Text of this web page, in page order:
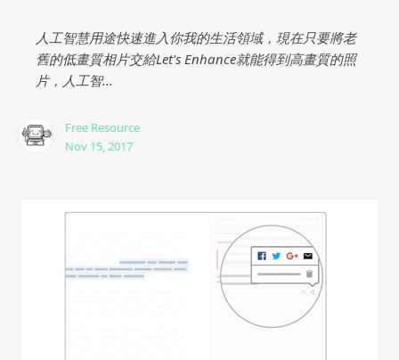
人工智慧用途快速進入你我的生活領域，現在只要將老
舊的低畫質相片交給Let's Enhance就能得到高畫質的照
片，人工智...
Free Resource
Nov 15, 2017